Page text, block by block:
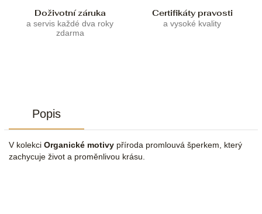
Doživotní záruka
a servis každé dva roky
zdarma
Certifikáty pravosti
a vysoké kvality
Popis
V kolekci Organické motivy příroda promlouvá šperkem, který
zachycuje život a proměnlivou krásu.